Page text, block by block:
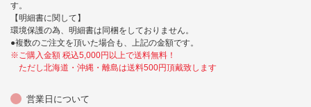
す。
【明細書に関して】
環境保護の為、明細書は同梱をしておりません。
●複数のご注文を頂いた場合も、上記の金額です。
※ご購入金額 税込5,000円以上で送料無料！
ただし北海道・沖縄・離島は送料500円頂戴致します
営業日について